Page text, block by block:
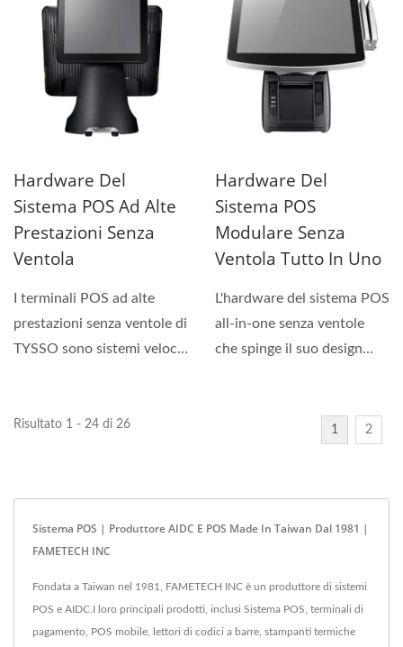
Hardware Del
Sistema POS Ad Alte
Prestazioni Senza
Ventola
I terminali POS ad alte
prestazioni senza ventole di
TYSSO sono sistemi veloci,
Hardware Del
Sistema POS
Modulare Senza
Ventola Tutto In Uno
L'hardware del sistema POS
all-in-one senza ventole
che spinge il suo design
Risultato 1 - 24 di 26 1 2
Sistema POS | Produttore AIDC E POS Made In Taiwan Dal 1981 |
FAMETECH INC
Fondata a Taiwan nel 1981, FAMETECH INC è un produttore di sistemi
POS e AIDC.I loro principali prodotti, inclusi Sistema POS, terminali di
pagamento, POS mobile, lettori di codici a barre, stampanti termiche